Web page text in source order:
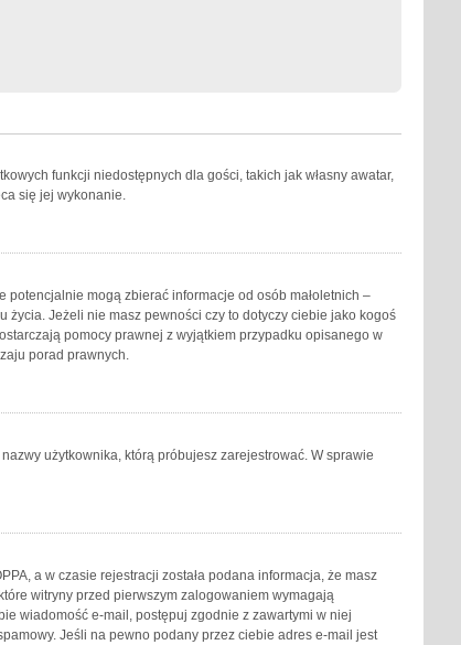
funkcji niedostępnych dla gości, takich jak własny awatar,
się jej wykonanie.
potencjalnie mogą zbierać informacje od osób małoletnich –
Jeżeli nie masz pewności czy to dotyczy ciebie jako kogoś
pomocy prawnej z wyjątkiem przypadku opisanego w
porad prawnych.
użytkownika, którą próbujesz zarejestrować. W sprawie
a w czasie rejestracji została podana informacja, że masz
witryny przed pierwszym zalogowaniem wymagają
wiadomość e-mail, postępuj zgodnie z zawartymi w niej
Jeśli na pewno podany przez ciebie adres e-mail jest